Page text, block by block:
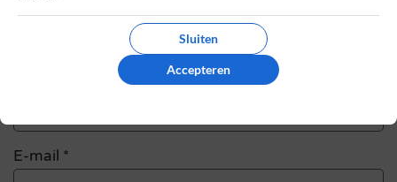
Het e-mailadres en bestelnummer worden niet
gepubliceerd. Vereiste velden zijn gemarkeerd
E-mail *
Sluiten
Accepteren